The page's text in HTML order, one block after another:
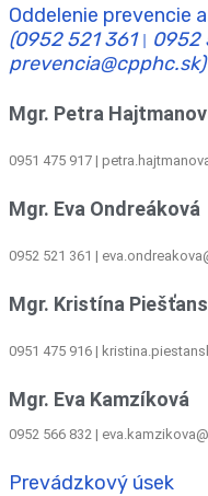
Oddelenie prevencie
(0952 521 361
0952
prevencia@cpphc.sk)
Mgr. Petra
0951 475 917 |
Mgr. Eva Ondreáková
0952 521 361 |
Mgr. Kristína
0951 475 916 |
Mgr. Eva Kamzíková
0952 566 832 |
Prevádzkový úsek